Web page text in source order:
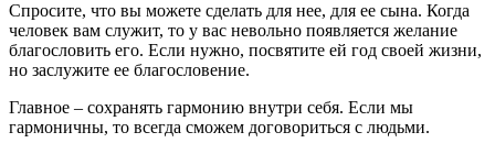
Спросите, что вы можете сделать для нее, для ее сына. Когда
человек вам служит, то у вас невольно появляется желание
благословить его. Если нужно, посвятите ей год своей жизни,
но заслужите ее благословение.
Главное – сохранять гармонию внутри себя. Если мы
гармоничны, то всегда сможем договориться с людьми.